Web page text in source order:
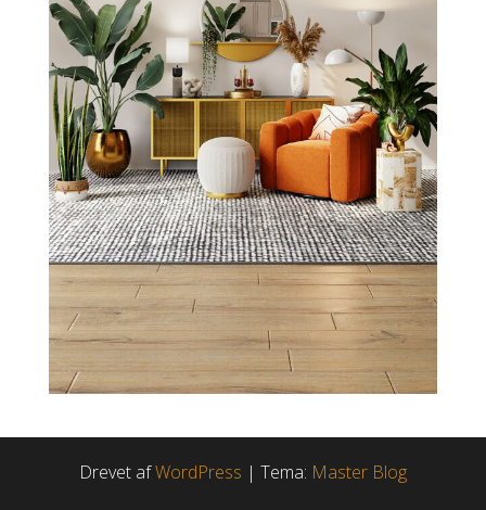
Drevet afWordPress | Tema: Master Blog